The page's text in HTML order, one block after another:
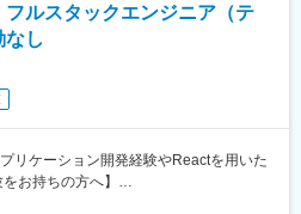
フルスタックエンジニア（テ
し
リケーション開発経験やReactを用いた
お持ちの方へ】